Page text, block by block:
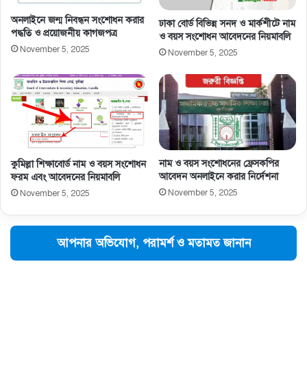
অনলাইনে জন্ম নিবন্ধন সংশোধন করার
পদ্ধতি ও প্রয়োজনীয় কাগজপত্র
November 5, 2025
ঢাকা বোর্ড বিভিন্ন সনদ ও মার্কশীটে নাম
ও বয়স সংশোধন আবেদনের নিয়মাবলি
November 5, 2025
কুমিল্লা শিক্ষাবোর্ড নাম ও বয়স সংশোধন
ফরম এবং আবেদনের নিয়মাবলি
November 5, 2025
নাম ও বয়স সংশােধনের ফ্রেসকপির
আবেদন অনলাইনে করার নির্দেশনা
November 5, 2025
আপনার অভিযোগ, পরামর্শ ও মতামত জানান